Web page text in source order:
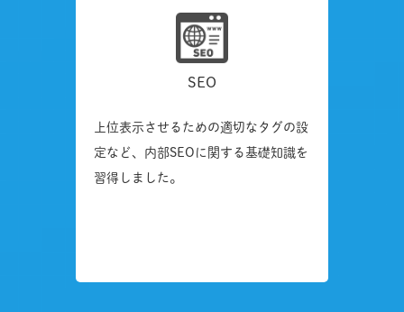
SEO
上位表示させるための適切なタグの設
定など、内部SEOに関する基礎知識を
習得しました。